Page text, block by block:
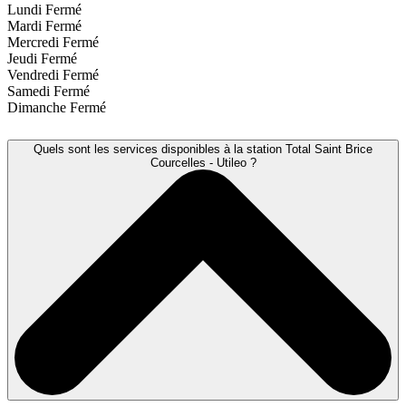
Lundi Fermé
Mardi Fermé
Mercredi Fermé
Jeudi Fermé
Vendredi Fermé
Samedi Fermé
Dimanche Fermé
Quels sont les services disponibles à la station Total Saint Brice
Courcelles - Utileo ?